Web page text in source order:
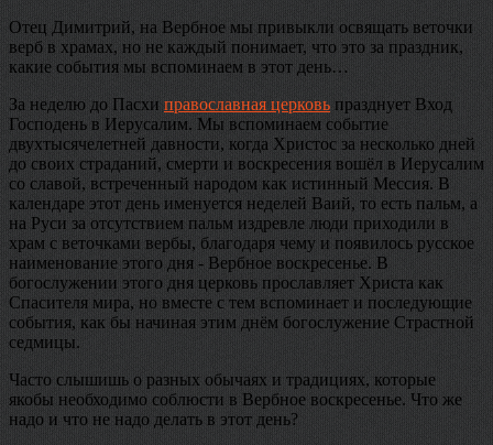
Отец Димитрий, на Вербное мы привыкли освящать веточки
верб в храмах, но не каждый понимает, что это за праздник,
какие события мы вспоминаем в этот день…
За неделю до Пасхи православная церковь празднует Вход
Господень в Иерусалим. Мы вспоминаем событие
двухтысячелетней давности, когда Христос за несколько дней
до своих страданий, смерти и воскресения вошёл в Иерусалим
со славой, встреченный народом как истинный Мессия. В
календаре этот день именуется неделей Ваий, то есть пальм, а
на Руси за отсутствием пальм издревле люди приходили в
храм с веточками вербы, благодаря чему и появилось русское
наименование этого дня - Вербное воскресенье. В
богослужении этого дня церковь прославляет Христа как
Спасителя мира, но вместе с тем вспоминает и последующие
события, как бы начиная этим днём богослужение Страстной
седмицы.
Часто слышишь о разных обычаях и традициях, которые
якобы необходимо соблюсти в Вербное воскресенье. Что же
надо и что не надо делать в этот день?